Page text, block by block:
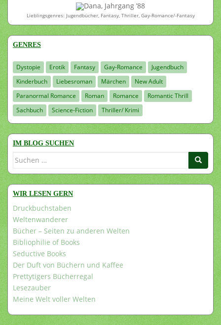
Dana, Jahrgang ’88
Lieblingsgenres: Jugendbücher, Fantasy, Thriller, Gay-Romance/-Fantasy
GENRES
Dystopie Erotik Fantasy Gay-Romance
Jugendbuch
Kinderbuch
Liebesroman Märchen
New Adult
Paranormal Romance
Roman Romance
Romantic Thrill
Sachbuch
Science-Fiction Thriller/ Krimi
IM BLOG SUCHEN
Suchen
WIR LESEN GERN
Druckbuchstaben
Weltenwanderer
Bücher – Seiten zu anderen Welten
Bibliophilie of Books
Seductive Books
Der Duft von Büchern und Kaffee
Prettytigers Bücherregal
Lesezauber
Meine Welt voller Welten